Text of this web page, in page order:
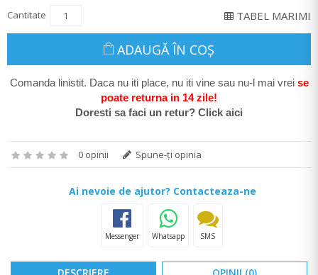
Cantitate TABEL MARIMI
ADAUGĂ ÎN COŞ
Comanda linistit. Daca nu iti place, nu iti vine sau nu-l mai vrei se
poate returna in 14 zile!
Doresti sa faci un retur? Click aici
0 opinii Spune-ţi opinia
Ai nevoie de ajutor? Contacteaza-ne
Messenger Whatsapp SMS